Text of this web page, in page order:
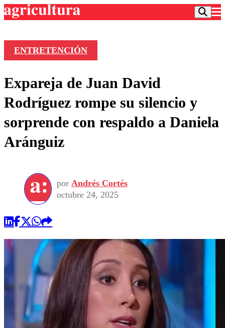
Frecuencias
Deportes
Colo Colo
Motor
Torneo Internacional
Torneo Nacional
Entretención
Internacional
Nacional
Vida Social
Programas
Comercial
ENTRETENCIÓN
Expareja de Juan David
Rodríguez rompe su silencio y
sorprende con respaldo a Daniela
Aránguiz
por Andrés Cortés
octubre 24, 2025